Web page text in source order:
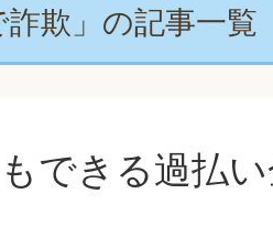
詐欺」の記事一覧
できる過払